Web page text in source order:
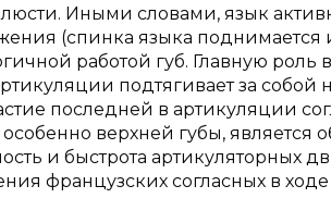
Иными словами, язык
(спинка языка поднимается
работой губ. Главную
подтягивает за
последней в артикуляции
верхней губы, является
и быстрота артикуляторных
французских согласных в ходе